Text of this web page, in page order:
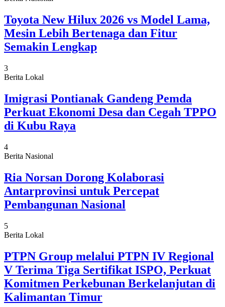
Toyota New Hilux 2026 vs Model Lama,
Mesin Lebih Bertenaga dan Fitur
Semakin Lengkap
3
Berita Lokal
Imigrasi Pontianak Gandeng Pemda
Perkuat Ekonomi Desa dan Cegah TPPO
di Kubu Raya
4
Berita Nasional
Ria Norsan Dorong Kolaborasi
Antarprovinsi untuk Percepat
Pembangunan Nasional
5
Berita Lokal
PTPN Group melalui PTPN IV Regional
V Terima Tiga Sertifikat ISPO, Perkuat
Komitmen Perkebunan Berkelanjutan di
Kalimantan Timur